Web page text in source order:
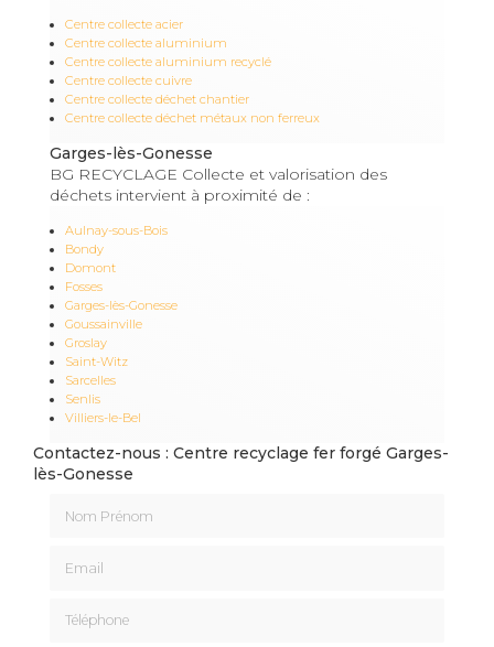
Centre collecte acier
Centre collecte aluminium
Centre collecte aluminium recyclé
Centre collecte cuivre
Centre collecte déchet chantier
Centre collecte déchet métaux non ferreux
Garges-lès-Gonesse
BG RECYCLAGE Collecte et valorisation des
déchets intervient à proximité de :
Aulnay-sous-Bois
Bondy
Domont
Fosses
Garges-lès-Gonesse
Goussainville
Groslay
Saint-Witz
Sarcelles
Senlis
Villiers-le-Bel
Contactez-nous : Centre recyclage fer forgé Garges-
lès-Gonesse